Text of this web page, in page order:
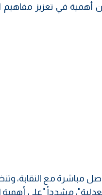
أهمية في تعزيز مفاهيم
مباشرة مع النقابة،
مشدداً "على